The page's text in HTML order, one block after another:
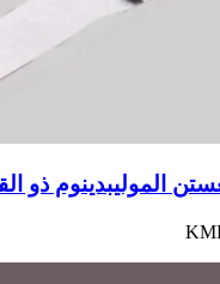
الموليبدينوم ذو